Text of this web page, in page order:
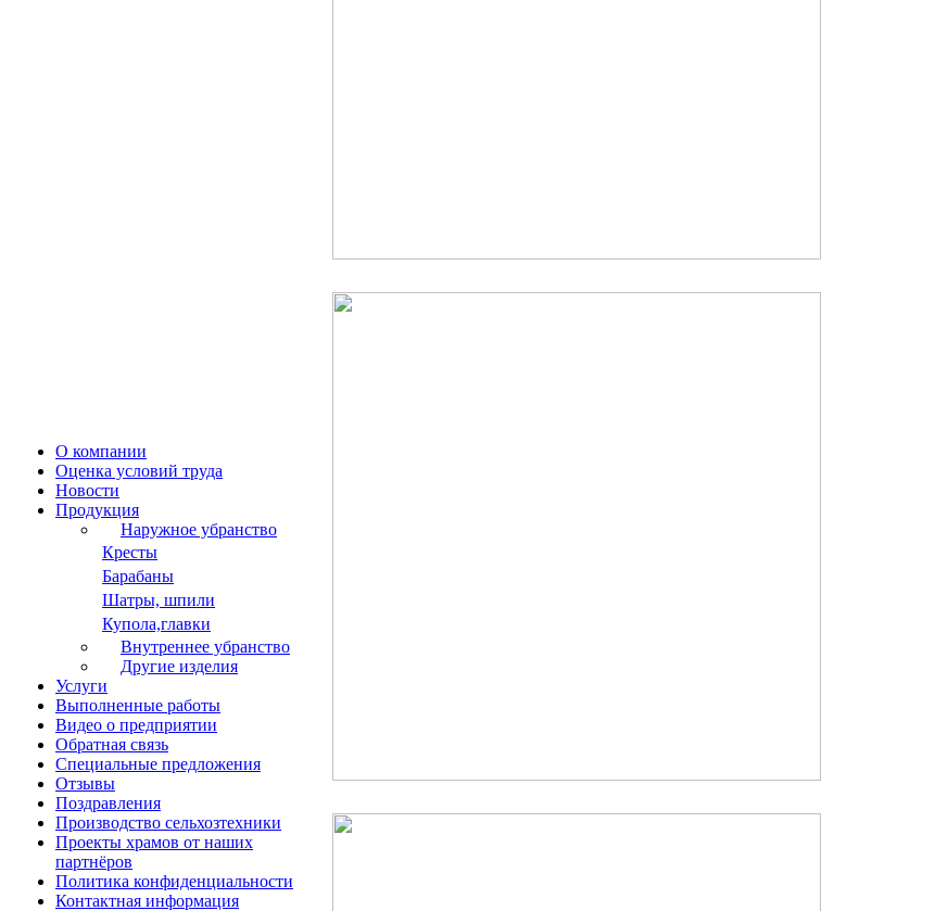
О компании
Оценка условий труда
Новости
Продукция
Наружное убранство
Кресты
Барабаны
Шатры, шпили
Купола,главки
Внутреннее убранство
Другие изделия
Услуги
Выполненные работы
Видео о предприятии
Обратная связь
Специальные предложения
Отзывы
Поздравления
Производство сельхозтехники
Проекты храмов от наших
партнёров
Политика конфиденциальности
Контактная информация